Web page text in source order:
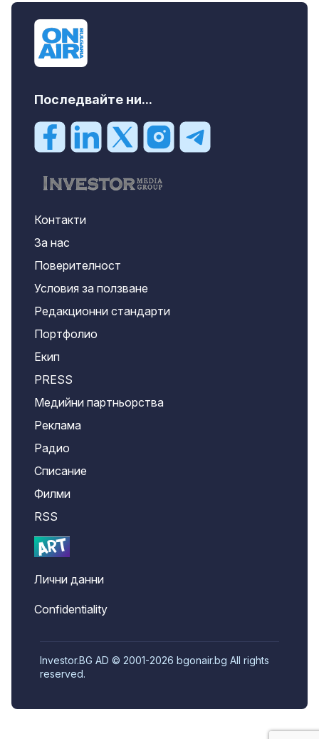
Последвайте ни...
Контакти
За нас
Поверителност
Условия за ползване
Редакционни стандарти
Портфолио
Екип
PRESS
Медийни партньорства
Реклама
Радио
Списание
Филми
RSS
Лични данни
Confidentiality
Investor.BG AD © 2001-2026 bgonair.bg All rights
reserved.